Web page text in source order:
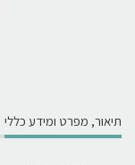
תיאור, מפרט ומידע כללי